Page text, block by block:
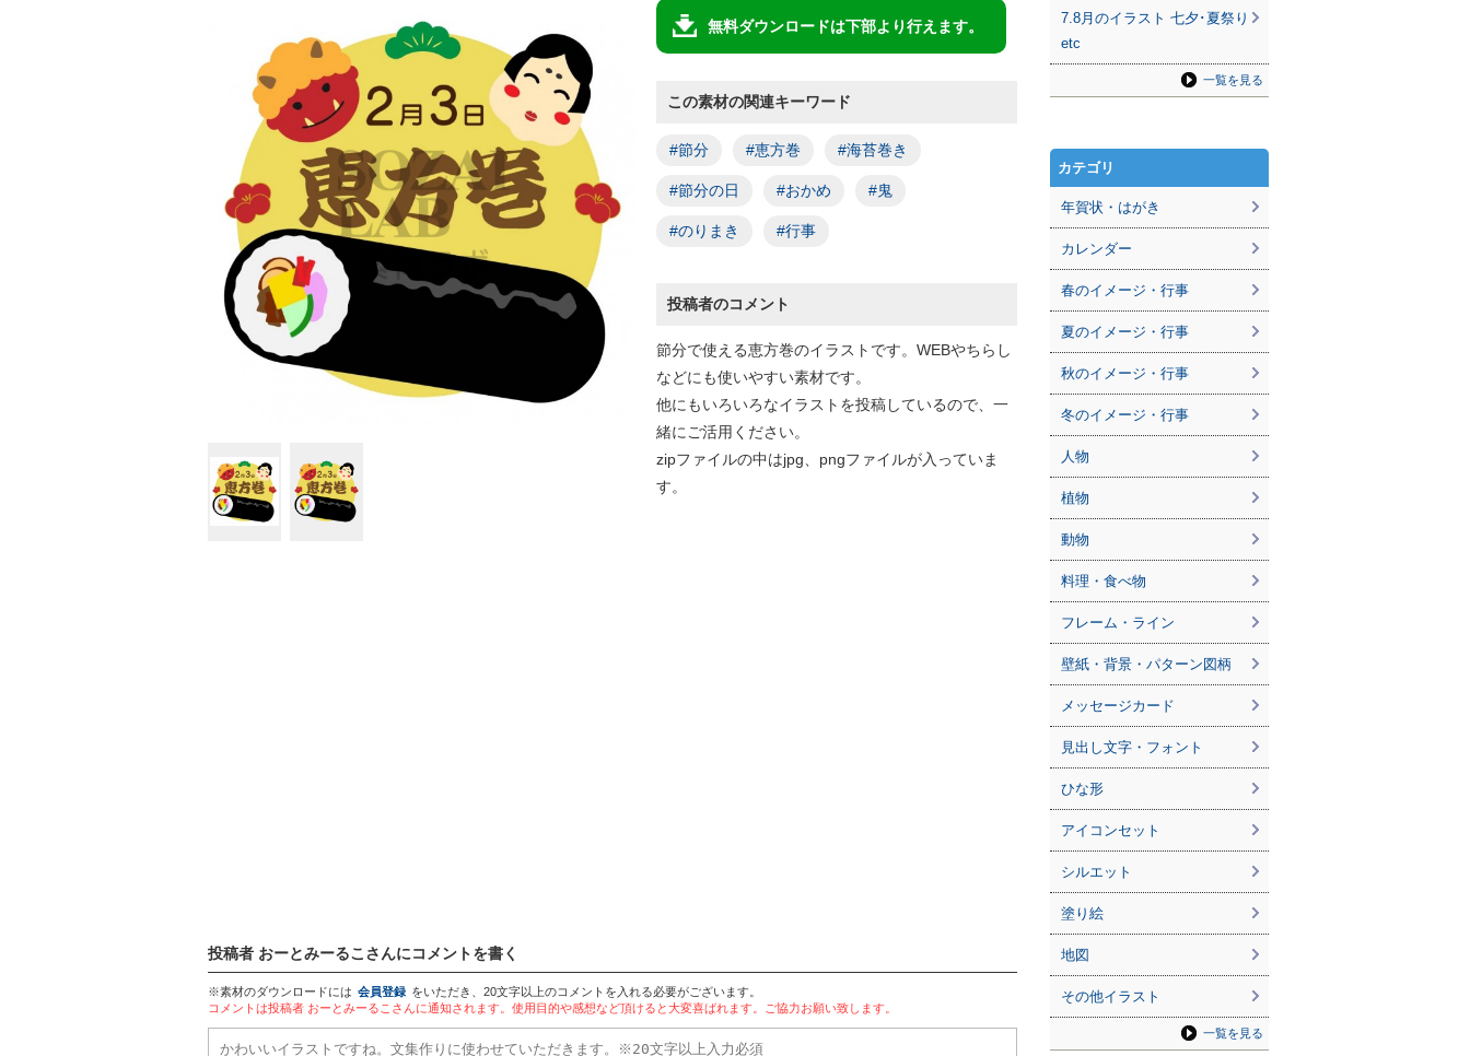
無料ダウンロードは下部より行えます。
この素材の関連キーワード
#節分 #恵方巻 #海苔巻き
#節分の日 #おかめ #鬼
#のりまき #行事
投稿者のコメント
節分で使える恵方巻のイラストです。WEBやちらし
などにも使いやすい素材です。
他にもいろいろなイラストを投稿しているので、一
緒にご活用ください。
zipファイルの中はjpg、pngファイルが入っていま
す。
投稿者 おーとみーるこさんにコメントを書く
※素材のダウンロードには 会員登録 をいただき、20文字以上のコメントを入れる必要がございます。
コメントは投稿者 おーとみーるこさんに通知されます。使用目的や感想など頂けると大変喜ばれます。ご協力お願い致します。
7.8月のイラスト 七夕･夏祭り
etc
一覧を見る
カテゴリ
年賀状・はがき
カレンダー
春のイメージ・行事
夏のイメージ・行事
秋のイメージ・行事
冬のイメージ・行事
人物
植物
動物
料理・食べ物
フレーム・ライン
壁紙・背景・パターン図柄
メッセージカード
見出し文字・フォント
ひな形
アイコンセット
シルエット
塗り絵
地図
その他イラスト
一覧を見る